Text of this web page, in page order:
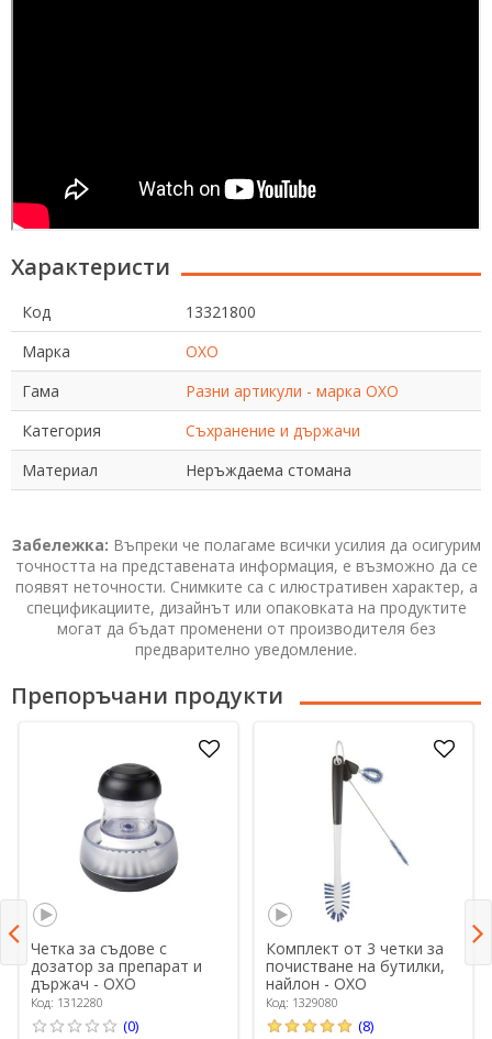
Характеристи
Код
13321800
Марка
OXO
Гама
Разни артикули - марка OXO
Категория
Съхранение и държачи
Материал
Неръждаема стомана
Забележка: Въпреки че полагаме всички усилия да осигурим
точността на представената информация, е възможно да се
появят неточности. Снимките са с илюстративен характер, а
спецификациите, дизайнът или опаковката на продуктите
могат да бъдат променени от производителя без
предварително уведомление.
Препоръчани продукти
Четка за съдове с
дозатор за препарат и
държач - OXO
Код: 1312280
(0)
Комплект от 3 четки за
почистване на бутилки,
найлон - OXO
Код: 1329080
(8)